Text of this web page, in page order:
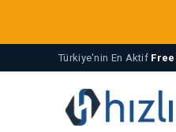
Türkiye'nin En Aktif